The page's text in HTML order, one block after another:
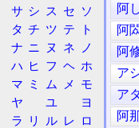
阿
阿
阿
ア
ア
阿
サ シ ス セ ソ
タ チ ツ テ
ト
ナ ニ ヌ ネ
ノ
ハ ヒ フ ヘ ホ
マ ミ ム メ
モ
ヤ
ユ
ヨ
ラ
リ ル レ ロ